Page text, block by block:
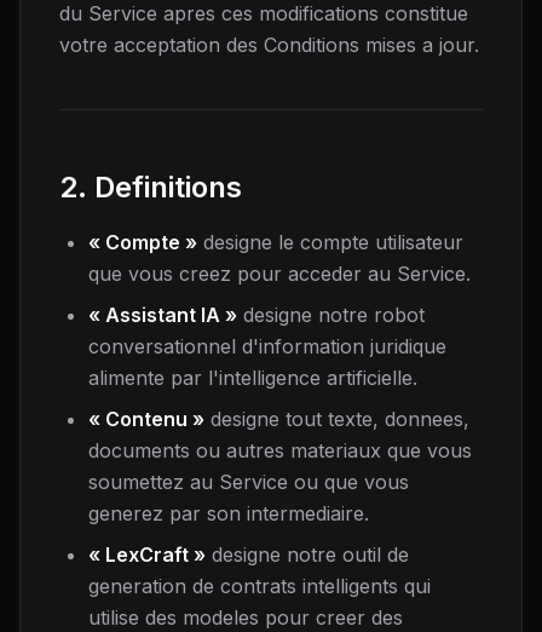
du Service apres ces modifications constitue
votre acceptation des Conditions mises a jour.
2. Definitions
« Compte » designe le compte utilisateur
que vous creez pour acceder au Service.
« Assistant IA » designe notre robot
conversationnel d'information juridique
alimente par l'intelligence artificielle.
« Contenu » designe tout texte, donnees,
documents ou autres materiaux que vous
soumettez au Service ou que vous
generez par son intermediaire.
« LexCraft » designe notre outil de
generation de contrats intelligents qui
utilise des modeles pour creer des